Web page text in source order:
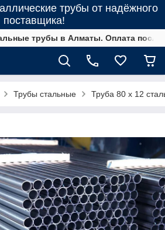
трубы от надёжного
поставщика!
трубы в Алматы. Оплата
Трубы стальные Труба 80 х 12